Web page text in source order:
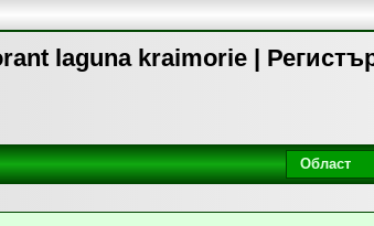
laguna kraimorie |
Област